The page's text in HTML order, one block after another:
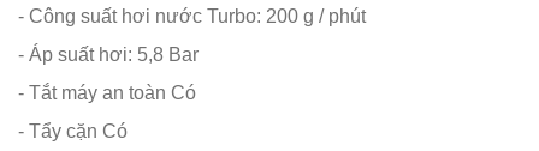
- Công suất hơi nước Turbo: 200 g / phút
- Áp suất hơi: 5,8 Bar
- Tắt máy an toàn Có
- Tẩy cặn Có